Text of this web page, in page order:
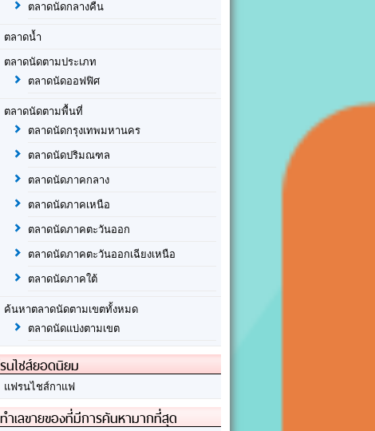
ตลาดนัดกลางคืน
ตลาดน้ำ
ตลาดนัดตามประเภท
ตลาดนัดออฟฟิศ
ตลาดนัดตามพื้นที่
ตลาดนัดกรุงเทพมหานคร
ตลาดนัดปริมณฑล
ตลาดนัดภาคกลาง
ตลาดนัดภาคเหนือ
ตลาดนัดภาคตะวันออก
ตลาดนัดภาคตะวันออกเฉียงเหนือ
ตลาดนัดภาคใต้
ค้นหาตลาดนัดตามเขตทั้งหมด
ตลาดนัดแบ่งตามเขต
นไชส์ยอดนิยม
แฟรนไชส์กาแฟ
ำเลขายของที่มีการค้นหามากที่สุด